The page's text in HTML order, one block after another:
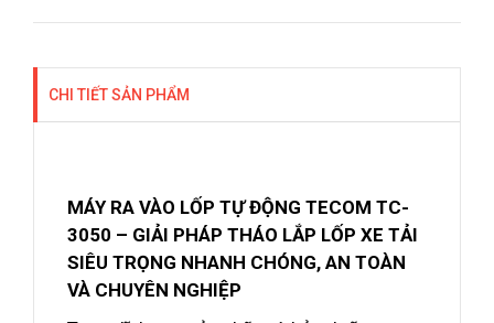
CHI TIẾT SẢN PHẨM
MÁY RA VÀO LỐP TỰ ĐỘNG TECOM TC-
3050 – GIẢI PHÁP THÁO LẮP LỐP XE TẢI
SIÊU TRỌNG NHANH CHÓNG, AN TOÀN
VÀ CHUYÊN NGHIỆP